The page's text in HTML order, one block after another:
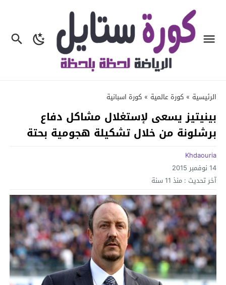
الرئيسية » كورة عالمية » كورة اسبانية
بينيتيز يسعى لإستغلال مشاكل دفاع
برشلونة من خلال تشكيلة هجومية بحتة
Khdaouria
14 نوفمبر 2015
آخر تحديث : منذ 11 سنة